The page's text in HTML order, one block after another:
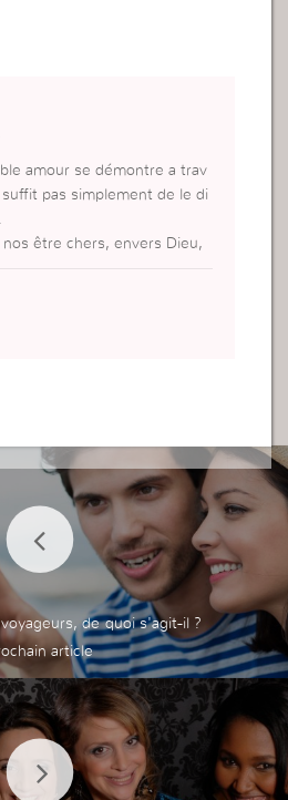
amour se démontre a trav
pas simplement de le di
être chers, envers Dieu,
possessif, mais seulem
de quoi s'agit-il ?